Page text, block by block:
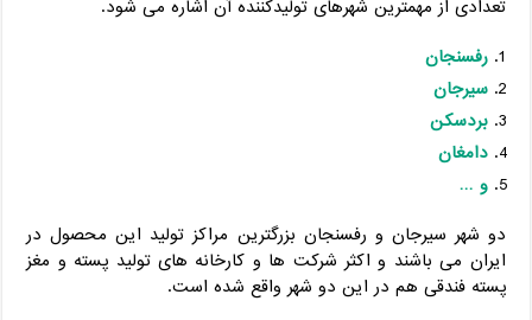
تعدادی از مهمترین شهرهای تولیدکننده آن اشاره می شود.
رفسنجان
سیرجان
بردسکن
دامغان
و …
دو شهر سیرجان و رفسنجان بزرگترین مراکز تولید این محصول در
ایران می باشند و اکثر شرکت ها و کارخانه های تولید پسته و مغز
پسته فندقی هم در این دو شهر واقع شده است.